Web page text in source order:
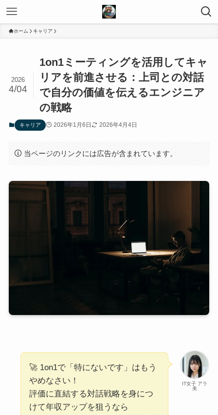
ホーム キャリア
1on1ミーティングを活用してキャ
リアを前進させる：上司との対話
で自分の価値を伝えるエンジニア
の戦略
2026
4/04
キャリア 2026年1月6日 2026年4月4日
当ページのリンクには広告が含まれています。
IT女子 アラ
美
🚀 1on1で「特にないです」はもう
やめなさい！
評価に直結する対話戦略を身につ
けて年収アップを狙うなら